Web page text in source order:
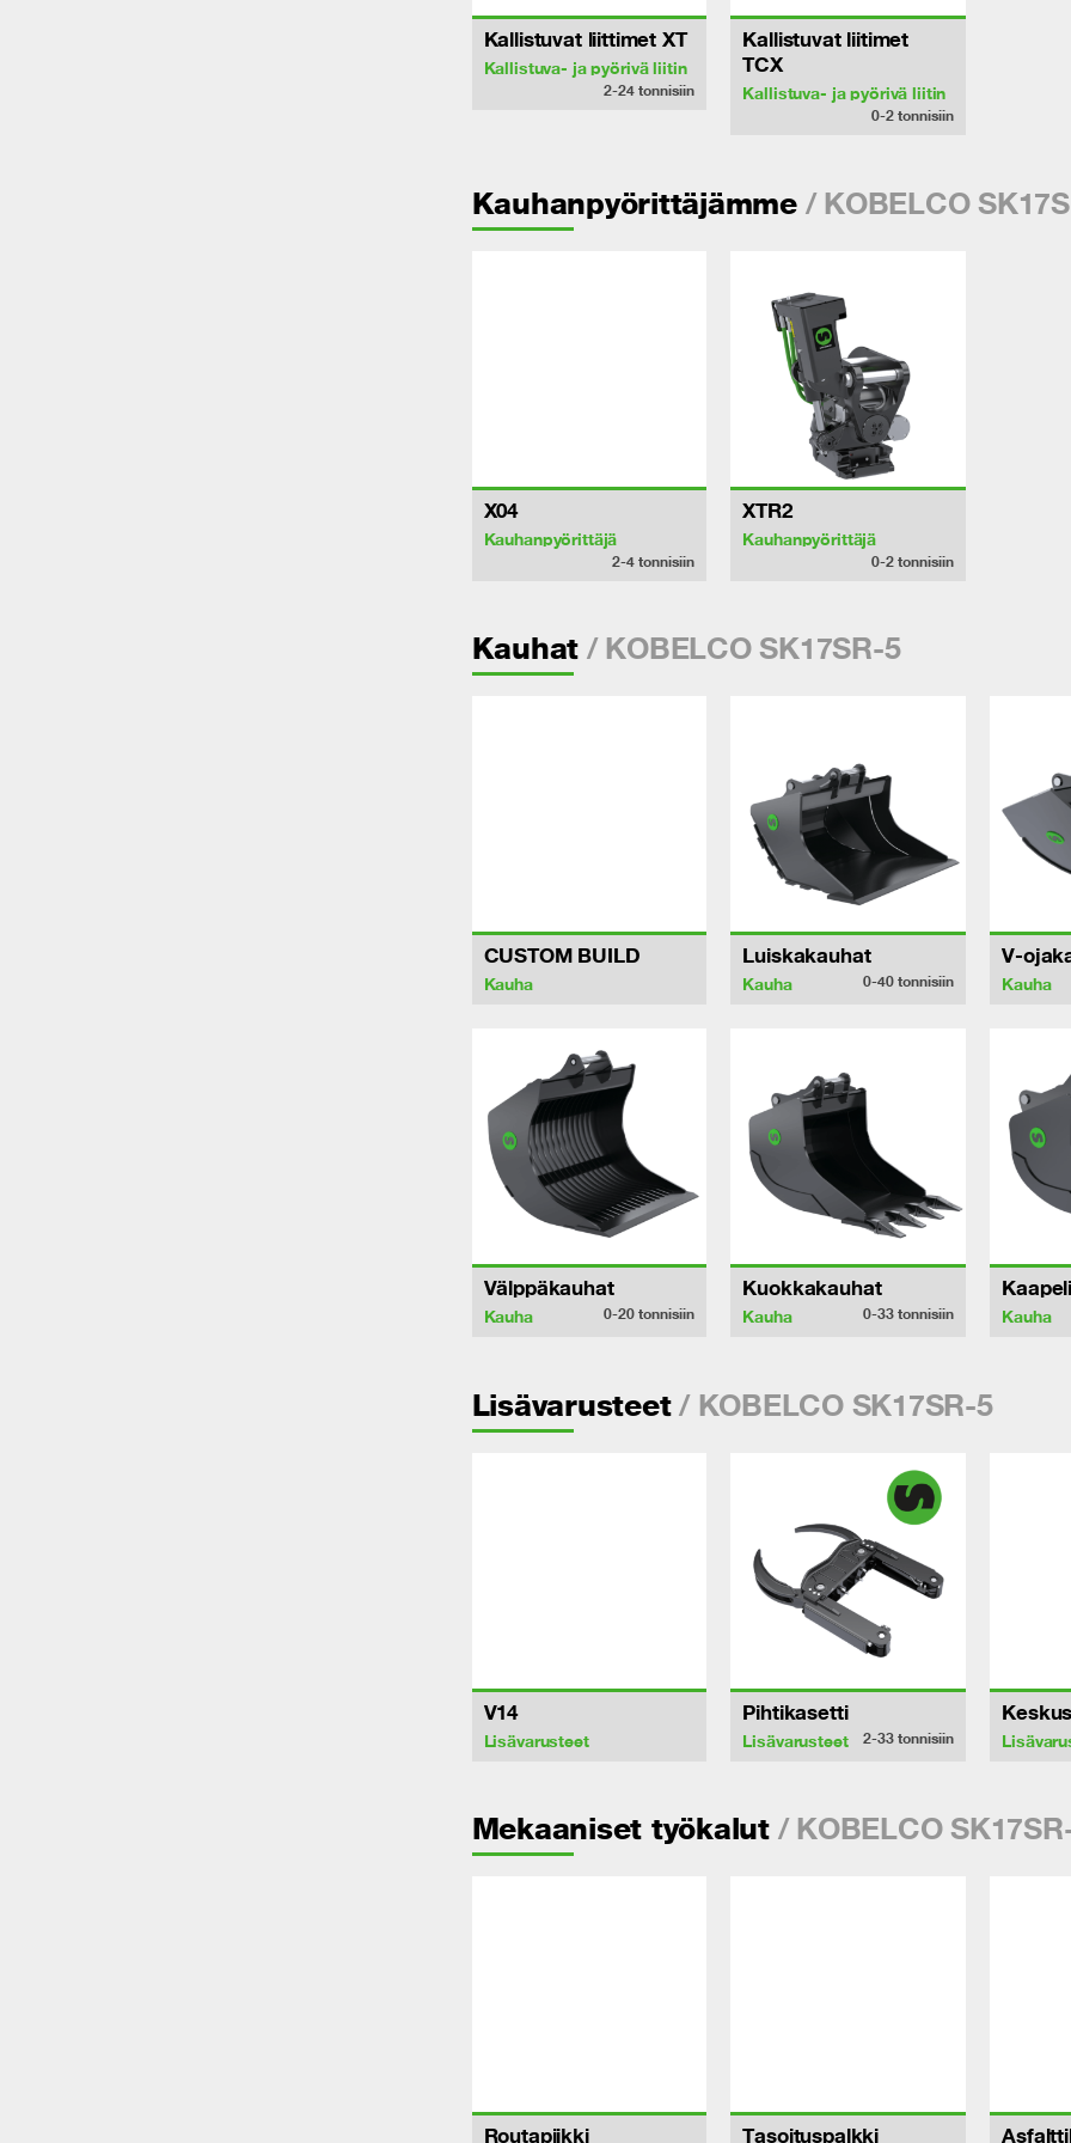
Kallistuvat liittimet XT
Kallistuva- ja pyörivä liitin
2-24tonnisiin
Kallistuvat liitimet
TCX
Kallistuva- ja pyörivä liitin
0-2tonnisiin
Kauhanpyörittäjämme/ KOBELCO
X04
Kauhanpyörittäjä
2-4tonnisiin
XTR2
Kauhanpyörittäjä
0-2tonnisiin
Kauhat / KOBELCO SK17SR-5
CUSTOM BUILD
Kauha
Luiskakauhat
Kauha 0-40tonnisiin
V-
Kauha
Välppäkauhat
Kauha 0-20tonnisiin
Kuokkakauhat
Kauha 0-33tonnisiin Kauha
Lisävarusteet/ KOBELCO SK17SR-5
V14
Lisävarusteet
Pihtikasetti
Lisävarusteet 2-33tonnisiin
Mekaaniset työkalut/ KOBELCO
Routapiikki Tasoituspalkki